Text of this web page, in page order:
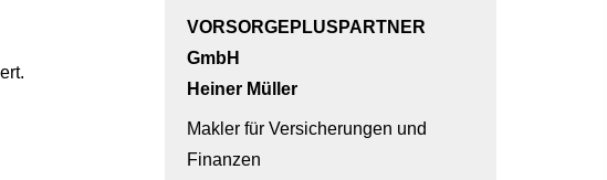
VORSORGEPLUSPARTNER
GmbH
Heiner Müller
Makler für Versicherungen und
Finanzen